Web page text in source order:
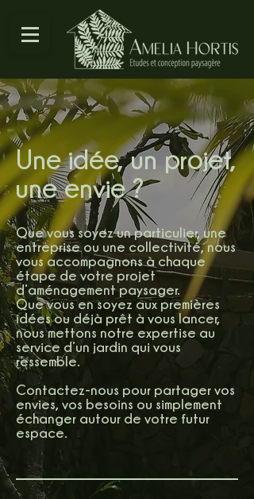
Une idée, un projet,
une envie ?
Que vous soyez un particulier, une
entreprise ou une collectivité, nous
vous accompagnons à chaque
étape de votre projet
d’aménagement paysager.
Que vous en soyez aux premières
idées ou déjà prêt à vous lancer,
nous mettons notre expertise au
service d’un jardin qui vous
ressemble.
Contactez-nous pour partager vos
envies, vos besoins ou simplement
échanger autour de votre futur
espace.